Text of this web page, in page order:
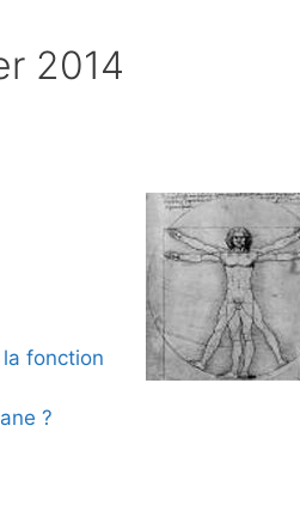
2014
fonction
?